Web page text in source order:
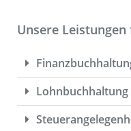
Unsere
Lohnbuchhaltung